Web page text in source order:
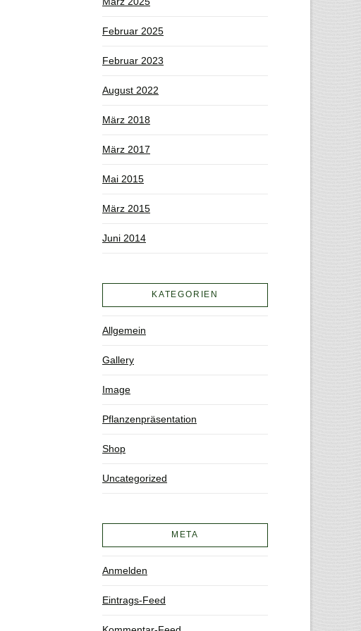
Februar 2025
Februar 2023
August 2022
März 2018
März 2017
Mai 2015
März 2015
Juni 2014
KATEGORIEN
Allgemein
Gallery
Image
Pflanzenpräsentation
Shop
Uncategorized
META
Anmelden
Eintrags-Feed